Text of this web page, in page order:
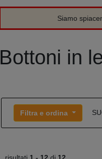
Siamo
Bottoni in
Filtra e ordina